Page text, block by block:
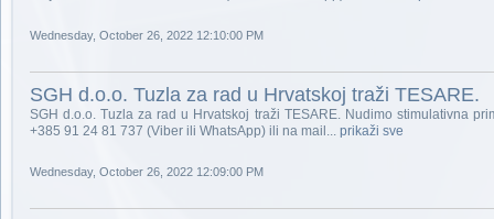
Wednesday, October 26, 2022 12:10:00 PM
SGH d.o.o. Tuzla za rad u Hrvatskoj traži TESARE.
SGH d.o.o. Tuzla za rad u Hrvatskoj traži TESARE. Nudimo stimulativna
+385 91 24 81 737 (Viber ili WhatsApp) ili na mail... prikaži sve
Wednesday, October 26, 2022 12:09:00 PM